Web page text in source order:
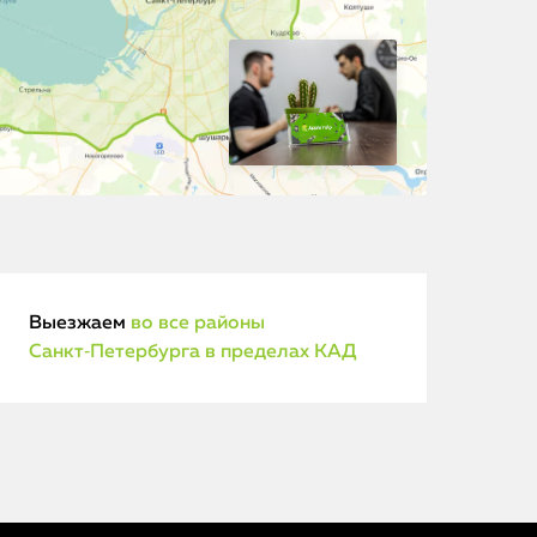
Выезжаем во все районы
Санкт‑Петербурга в пределах КАД